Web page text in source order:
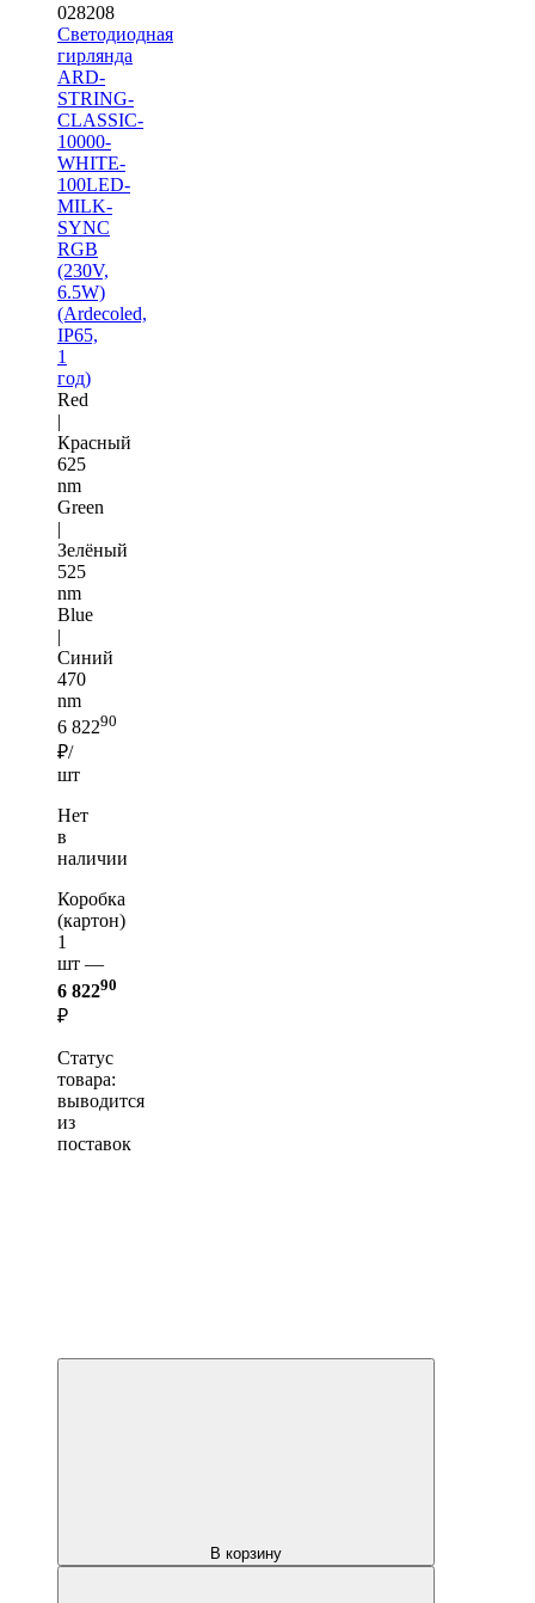
028208
Светодиодная
гирлянда
ARD-
STRING-
CLASSIC-
10000-
WHITE-
100LED-
MILK-
SYNC
RGB
(230V,
6.5W)
(Ardecoled,
IP65,
1
год)
Red
|
Красный
625
nm
Green
|
Зелёный
525
nm
Blue
|
Синий
470
nm
6 82290
₽/
шт
Нет
в
наличии
Коробка
(картон)
1
шт —
6 82290
₽
Статус
товара:
выводится
из
поставок
В корзину